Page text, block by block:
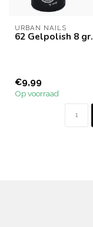
URBAN NAILS
62 Gelpolish 8 gr.
€9,99
Op voorraad